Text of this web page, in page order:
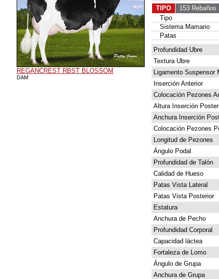
REGANCREST RBST BLOSSOM
DAM
TIPO
153 Rebaños
Tipo
Sistema Mamario
Patas
Profundidad Ubre
Textura Ubre
Ligamento Suspensor
Inserción Anterior
Colocación Pezones
Altura Inserción
Anchura Inserción
Colocación Pezones
Longitud de Pezones
Ángulo Podal
Profundidad de Talón
Calidad de Hueso
Patas Vista Lateral
Patas Vista Posterior
Estatura
Anchura de Pecho
Profundidad Corporal
Capacidad láctea
Fortaleza de Lomo
Ángulo de Grupa
Anchura de Grupa